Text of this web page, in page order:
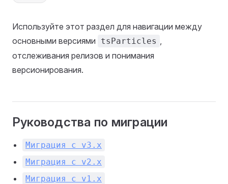
Используйте этот раздел для навигации между
основными версиями
tsParticles
отслеживания релизов и понимания
версионирования.
Руководства по миграции
Миграция с v3.x
Миграция с v2.x
Миграция с v1.x